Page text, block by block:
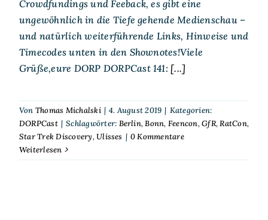
Crowdfundings und Feeback, es gibt eine
ungewöhnlich in die Tiefe gehende Medienschau –
und natürlich weiterführende Links, Hinweise und
Timecodes unten in den Shownotes!Viele
Grüße,eure DORP DORPCast 141: [...]
Von Thomas Michalski | 4. August 2019 | Kategorien:
DORPCast | Schlagwörter: Berlin,Bonn, Feencon,GfR,RatCon,
Star Trek Discovery,Ulisses | 0 Kommentare
Weiterlesen